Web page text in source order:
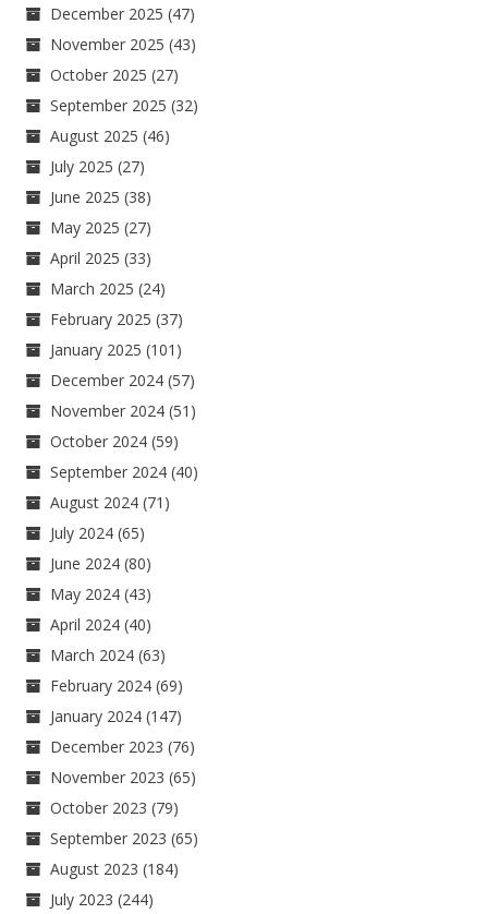
December 2025 (47)
November 2025 (43)
October 2025 (27)
September 2025 (32)
August 2025 (46)
July 2025 (27)
June 2025 (38)
May 2025 (27)
April 2025 (33)
March 2025 (24)
February 2025 (37)
January 2025 (101)
December 2024 (57)
November 2024 (51)
October 2024 (59)
September 2024 (40)
August 2024 (71)
July 2024 (65)
June 2024 (80)
May 2024 (43)
April 2024 (40)
March 2024 (63)
February 2024 (69)
January 2024 (147)
December 2023 (76)
November 2023 (65)
October 2023 (79)
September 2023 (65)
August 2023 (184)
July 2023 (244)